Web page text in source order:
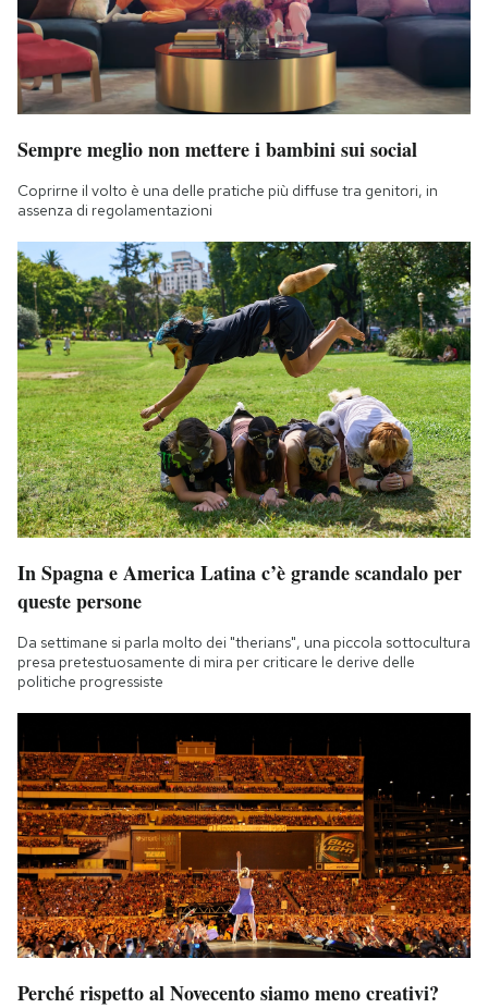
Sempre meglio non mettere i bambini sui social
Coprirne il volto è una delle pratiche più diffuse tra genitori, in
assenza di regolamentazioni
In Spagna e America Latina c’è grande scandalo per
queste persone
Da settimane si parla molto dei "therians", una piccola sottocultura
presa pretestuosamente di mira per criticare le derive delle
politiche progressiste
Perché rispetto al Novecento siamo meno creativi?